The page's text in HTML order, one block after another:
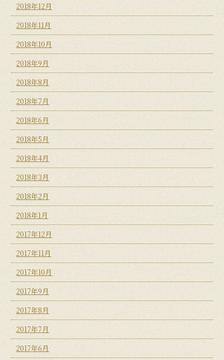
2018年12月
2018年11月
2018年10月
2018年9月
2018年8月
2018年7月
2018年6月
2018年5月
2018年4月
2018年3月
2018年2月
2018年1月
2017年12月
2017年11月
2017年10月
2017年9月
2017年8月
2017年7月
2017年6月